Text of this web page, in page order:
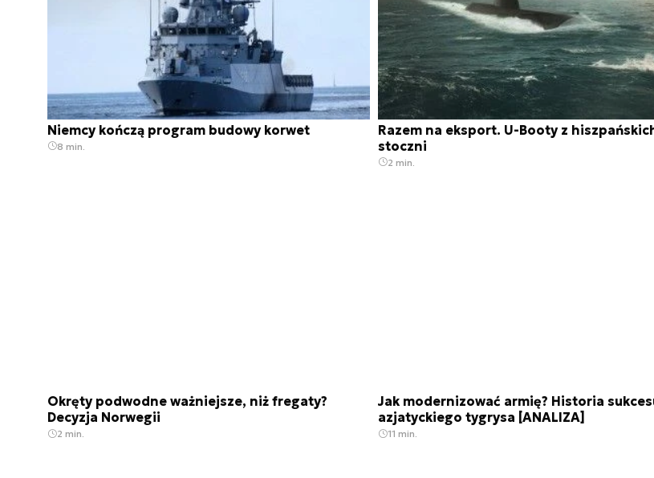
Niemcy kończą program budowy korwet
8 min.
Razem na eksport. U-Booty z
stoczni
2 min.
Okręty podwodne ważniejsze, niż fregaty?
Decyzja Norwegii
2 min.
Jak modernizować armię? Historia
azjatyckiego tygrysa [ANALIZA]
11 min.